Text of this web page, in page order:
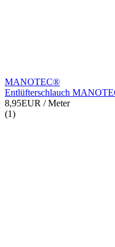
MANOTEC®
Entlüfterschlauch
8,95EUR / Meter
(1)